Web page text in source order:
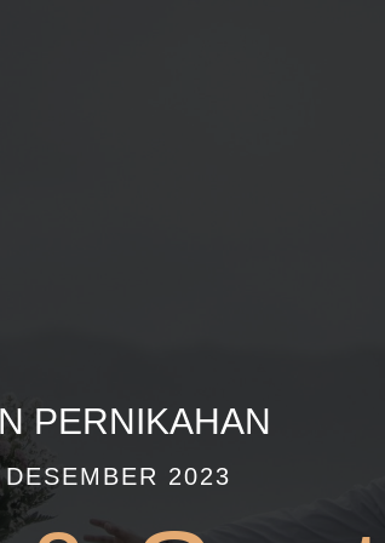
PERNIKAHAN
2023